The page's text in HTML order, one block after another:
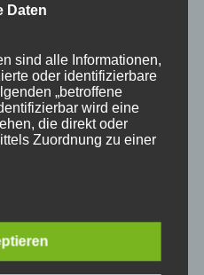
allgäuer holzschilder
bayern echtholz
gelasert
Daten
sind alle Informationen,
oder identifizierbare
„betroffene
wird eine
die direkt oder
Zuordnung zu einer
zu einer Online-
mehreren
genetischen,
kulturellen oder
Person sind,